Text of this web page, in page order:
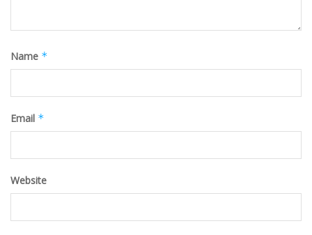
Name *
Email *
Website